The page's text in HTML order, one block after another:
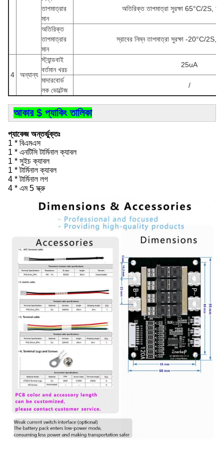
তাপমাত্রার
মান
অতিরিক্ত তাপমাত্রা সুরক্ষা 65°C/2S,
অতিরিক্ত
তাপমাত্রার
মান
স্রাবের নিম্ন তাপমাত্রা সুরক্ষা -20°C/2S,
4 অন্যান্য
স্ট্যান্ডবাই
বর্তমান খরচ
25uA
মাদারবোর্ড
লক ভোল্টেজ
/
আকার $ প্যাকিং তালিকা
প্যাকেজ অন্তর্ভুক্তঃ
1 * বিএমএস
1 * এনটিসি টার্মিনাল ক্যাবল
1 * সুইচ ক্যাবল
1 * টার্মিনাল ক্যাবল
4 * টার্মিনাল লগ
4 * এম 5 স্ক্রু